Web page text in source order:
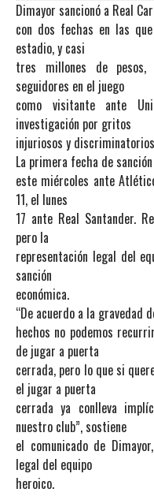
Dimayor sancionó a Real
con dos fechas en las
estadio, y casi
tres millones de pesos,
seguidores en el juego
como visitante ante
investigación por gritos
injuriosos y
La primera fecha de
este miércoles ante
11, el lunes
17 ante Real Santander.
pero la
representación legal del
sanción
económica.
“De acuerdo a la gravedad
hechos no podemos
de jugar a puerta
cerrada, pero lo que si
el jugar a puerta
cerrada ya conlleva
nuestro club”, sostiene
el comunicado de
legal del equipo
heroico.